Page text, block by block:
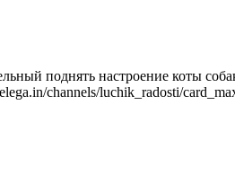
поднять настроение коты
channels/luchik_radosti/